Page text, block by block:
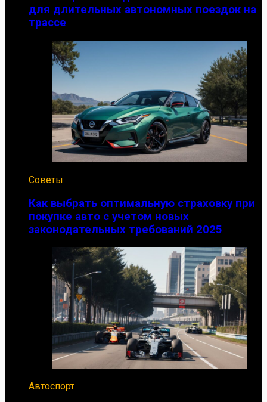
для длительных автономных поездок на
трассе
Советы
Как выбрать оптимальную страховку при
покупке авто с учетом новых
законодательных требований 2025
Автоспорт